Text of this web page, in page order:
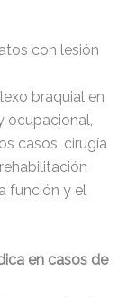
con lesión
braquial en
ocupacional,
casos, cirugía
función y el
en casos de